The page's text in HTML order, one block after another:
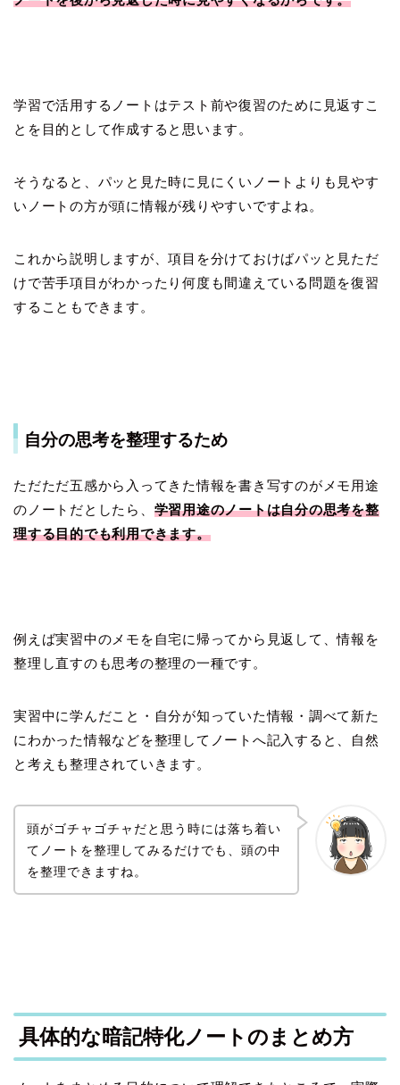
学習で活用するノートはテスト前や復習のために見返すこ
とを目的として作成すると思います。
そうなると、パッと見た時に見にくいノートよりも見やす
いノートの方が頭に情報が残りやすいですよね。
これから説明しますが、項目を分けておけばパッと見ただ
けで苦手項目がわかったり何度も間違えている問題を復習
することもできます。
自分の思考を整理するため
ただただ五感から入ってきた情報を書き写すのがメモ用途
のノートだとしたら、 学習用途のノートは自分の思考を整
理する目的でも利用できます。
例えば実習中のメモを自宅に帰ってから見返して、情報を
整理し直すのも思考の整理の一種です。
実習中に学んだこと・自分が知っていた情報・調べて新た
にわかった情報などを整理してノートへ記入すると、自然
と考えも整理されていきます。
頭がゴチャゴチャだと思う時には落ち着い
てノートを整理してみるだけでも、頭の中
を整理できますね。
具体的な暗記特化ノートのまとめ方